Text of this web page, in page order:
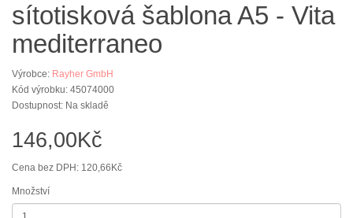
sítotisková šablona A5 - Vita
mediterraneo
Výrobce: Rayher GmbH
Kód výrobku: 45074000
Dostupnost: Na skladě
146,00Kč
Cena bez DPH: 120,66Kč
Množství